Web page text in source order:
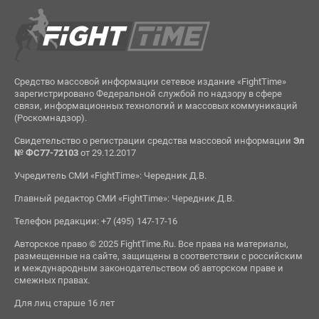
Средство массовой информации сетевое издание «FightTime»
зарегистрировано Федеральной службой по надзору в сфере
связи, информационных технологий и массовых коммуникаций
(Роскомнадзор).
Свидетельство о регистрации средства массовой информации Эл
№ ФС77-72103от 29.12.2017
Учредитель СМИ «FightTime»: Чередник Д.В.
Главный редактор СМИ «FightTime»: Чередник Д.В.
Телефон редакции: +7 (495) 147-17-16
Авторское право © 2025 FightTime.Ru. Все права на материалы,
размещенные на сайте, защищены в соответствии с российским
и международным законодательством об авторском праве и
смежных правах.
Для лиц старше 16 лет